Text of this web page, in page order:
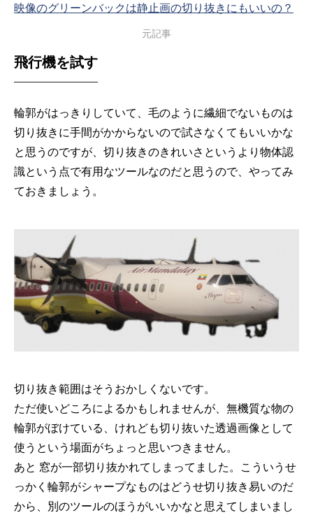
映像のグリーンバックは静止画の切り抜きにもいいの？
元記事
飛行機を試す
輪郭がはっきりしていて、毛のように繊細でないものは
切り抜きに手間がかからないので試さなくてもいいかな
と思うのですが、切り抜きのきれいさというより物体認
識という点で有用なツールなのだと思うので、やってみ
ておきましょう。
切り抜き範囲はそうおかしくないです。
ただ使いどころによるかもしれませんが、無機質な物の
輪郭がぼけている、けれども切り抜いた透過画像として
使うという場面がちょっと思いつきません。
あと 窓が一部切り抜かれてしまってました。こういうせ
っかく輪郭がシャープなものはどうせ切り抜き易いのだ
から、別のツールのほうがいいかなと思えてしまいまし